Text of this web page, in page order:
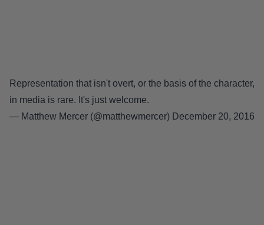
Representation that isn't overt, or the basis of the character,
in media is rare. It's just welcome.
— Matthew Mercer (@matthewmercer) December 20, 2016